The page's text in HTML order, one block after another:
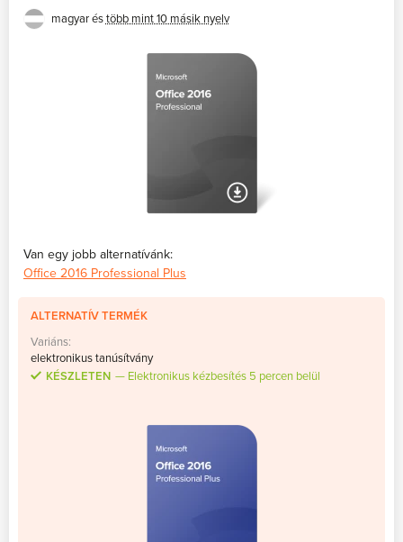
magyar éstöbb mint 10 másik nyelv
Van egy jobb alternatívánk:
Office 2016 Professional Plus
ALTERNATÍV TERMÉK
Variáns:
elektronikus tanúsítvány
KÉSZLETEN
Elektronikus kézbesítés 5 percen belül